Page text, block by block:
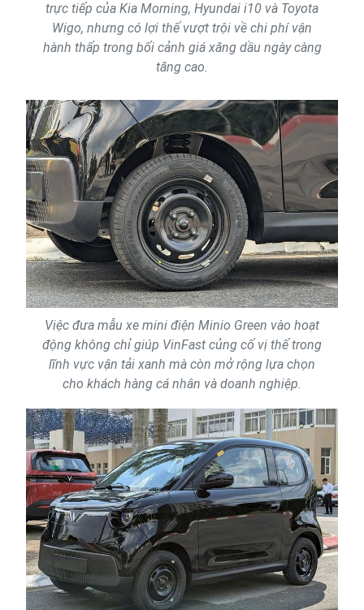
trực tiếp của Kia Morning, Hyundai i10 và Toyota
Wigo, nhưng có lợi thế vượt trội về chi phí vận
hành thấp trong bối cảnh giá xăng dầu ngày càng
tăng cao.
Việc đưa mẫu xe mini điện Minio Green vào hoạt
động không chỉ giúp VinFast củng cố vị thế trong
lĩnh vực vận tải xanh mà còn mở rộng lựa chọn
cho khách hàng cá nhân và doanh nghiệp.